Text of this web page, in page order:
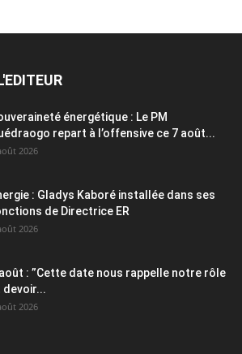
énergétique : Le PM
repart à l’offensive ce 7 août...
2026
: Gladys Kaboré installée dans ses
de Directrice ER
2026
: ”Cette date nous rappelle notre rôle
devoir...
2026